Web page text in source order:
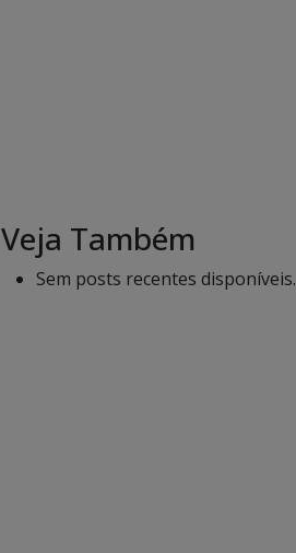
Veja Também
Sem posts recentes disponíveis.